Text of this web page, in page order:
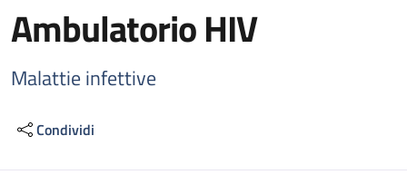
Ambulatorio HIV
Malattie infettive
Condividi